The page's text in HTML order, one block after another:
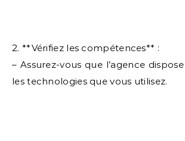
2. **Vérifiez les compétences** :
– Assurez-vous que l’agence
les technologies que vous utilisez.